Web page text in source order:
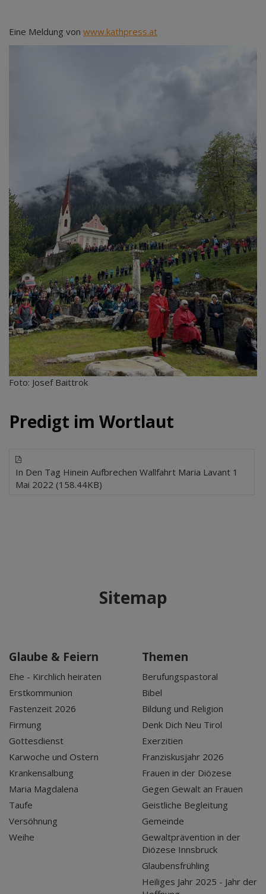
Eine Meldung von www.kathpress.at
Foto: Josef Baittrok
Predigt im Wortlaut
In Den Tag Hinein Aufbrechen Wallfahrt Maria Lavant 1
Mai 2022 (158.44KB)
Sitemap
Glaube & Feiern
Ehe - Kirchlich heiraten
Erstkommunion
Fastenzeit 2026
Firmung
Gottesdienst
Karwoche und Ostern
Krankensalbung
Maria Magdalena
Taufe
Versöhnung
Weihe
Themen
Berufungspastoral
Bibel
Bildung und Religion
Denk Dich Neu Tirol
Exerzitien
Franziskusjahr 2026
Frauen in der Diözese
Gegen Gewalt an Frauen
Geistliche Begleitung
Gemeinde
Gewaltprävention in der
Diözese Innsbruck
Glaubensfrühling
Heiliges Jahr 2025 - Jahr der